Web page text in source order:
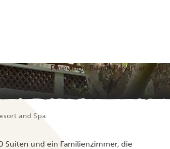
Pinewood Beach Resort and Spa
and Spa
Suiten und ein Familienzimmer, die